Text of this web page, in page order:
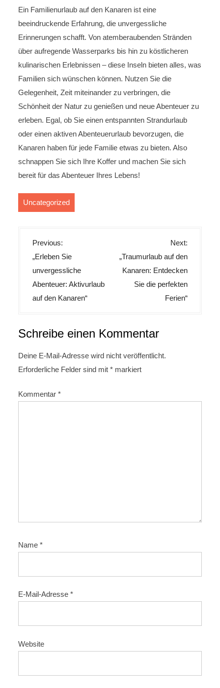
Ein Familienurlaub auf den Kanaren ist eine
beeindruckende Erfahrung, die unvergessliche
Erinnerungen schafft. Von atemberaubenden Stränden
über aufregende Wasserparks bis hin zu köstlicheren
kulinarischen Erlebnissen – diese Inseln bieten alles, was
Familien sich wünschen können. Nutzen Sie die
Gelegenheit, Zeit miteinander zu verbringen, die
Schönheit der Natur zu genießen und neue Abenteuer zu
erleben. Egal, ob Sie einen entspannten Strandurlaub
oder einen aktiven Abenteuerurlaub bevorzugen, die
Kanaren haben für jede Familie etwas zu bieten. Also
schnappen Sie sich Ihre Koffer und machen Sie sich
bereit für das Abenteuer Ihres Lebens!
Uncategorized
B
e
i
t
r
g
n
a
i
Previous:
„Erleben Sie
unvergessliche
Abenteuer: Aktivurlaub
auf den Kanaren“
Next:
„Traumurlaub auf den
Kanaren: Entdecken
Sie die perfekten
Ferien“
Schreibe einen Kommentar
Deine E-Mail-Adresse wird nicht veröffentlicht.
Erforderliche Felder sind mit* markiert
Kommentar*
Name*
E-Mail-Adresse*
Website